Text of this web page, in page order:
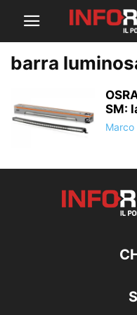
barra
SM:
Marco